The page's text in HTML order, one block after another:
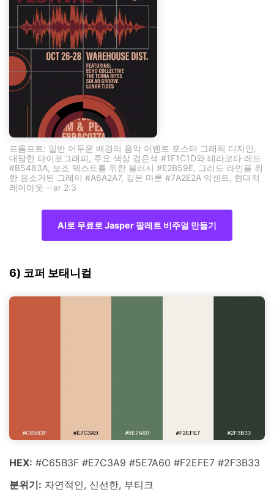
프롬프트: 일반 어두운 배경의 음악 이벤트 포스터 그래픽 디자인,
대담한 타이포그래피, 주요 색상 검은색 #1F1C1D와 테라코타 레드
#B5483A, 보조 텍스트를 위한 블러시 #E2B59E, 그리드 라인을 위
한 음소거된 그레이 #A6A2A7, 깊은 마룬 #7A2E2A 악센트, 현대적
레이아웃 --ar 2:3
AI로 무료로 Jasper 팔레트 비주얼 만들기
6) 코퍼 보태니컬
HEX: #C65B3F #E7C3A9 #5E7A60 #F2EFE7 #2F3B33
분위기: 자연적인, 신선한, 부티크